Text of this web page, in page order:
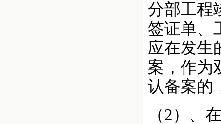
分部工程
签证单、
应在发生
案，作为
认备案的
（2）、